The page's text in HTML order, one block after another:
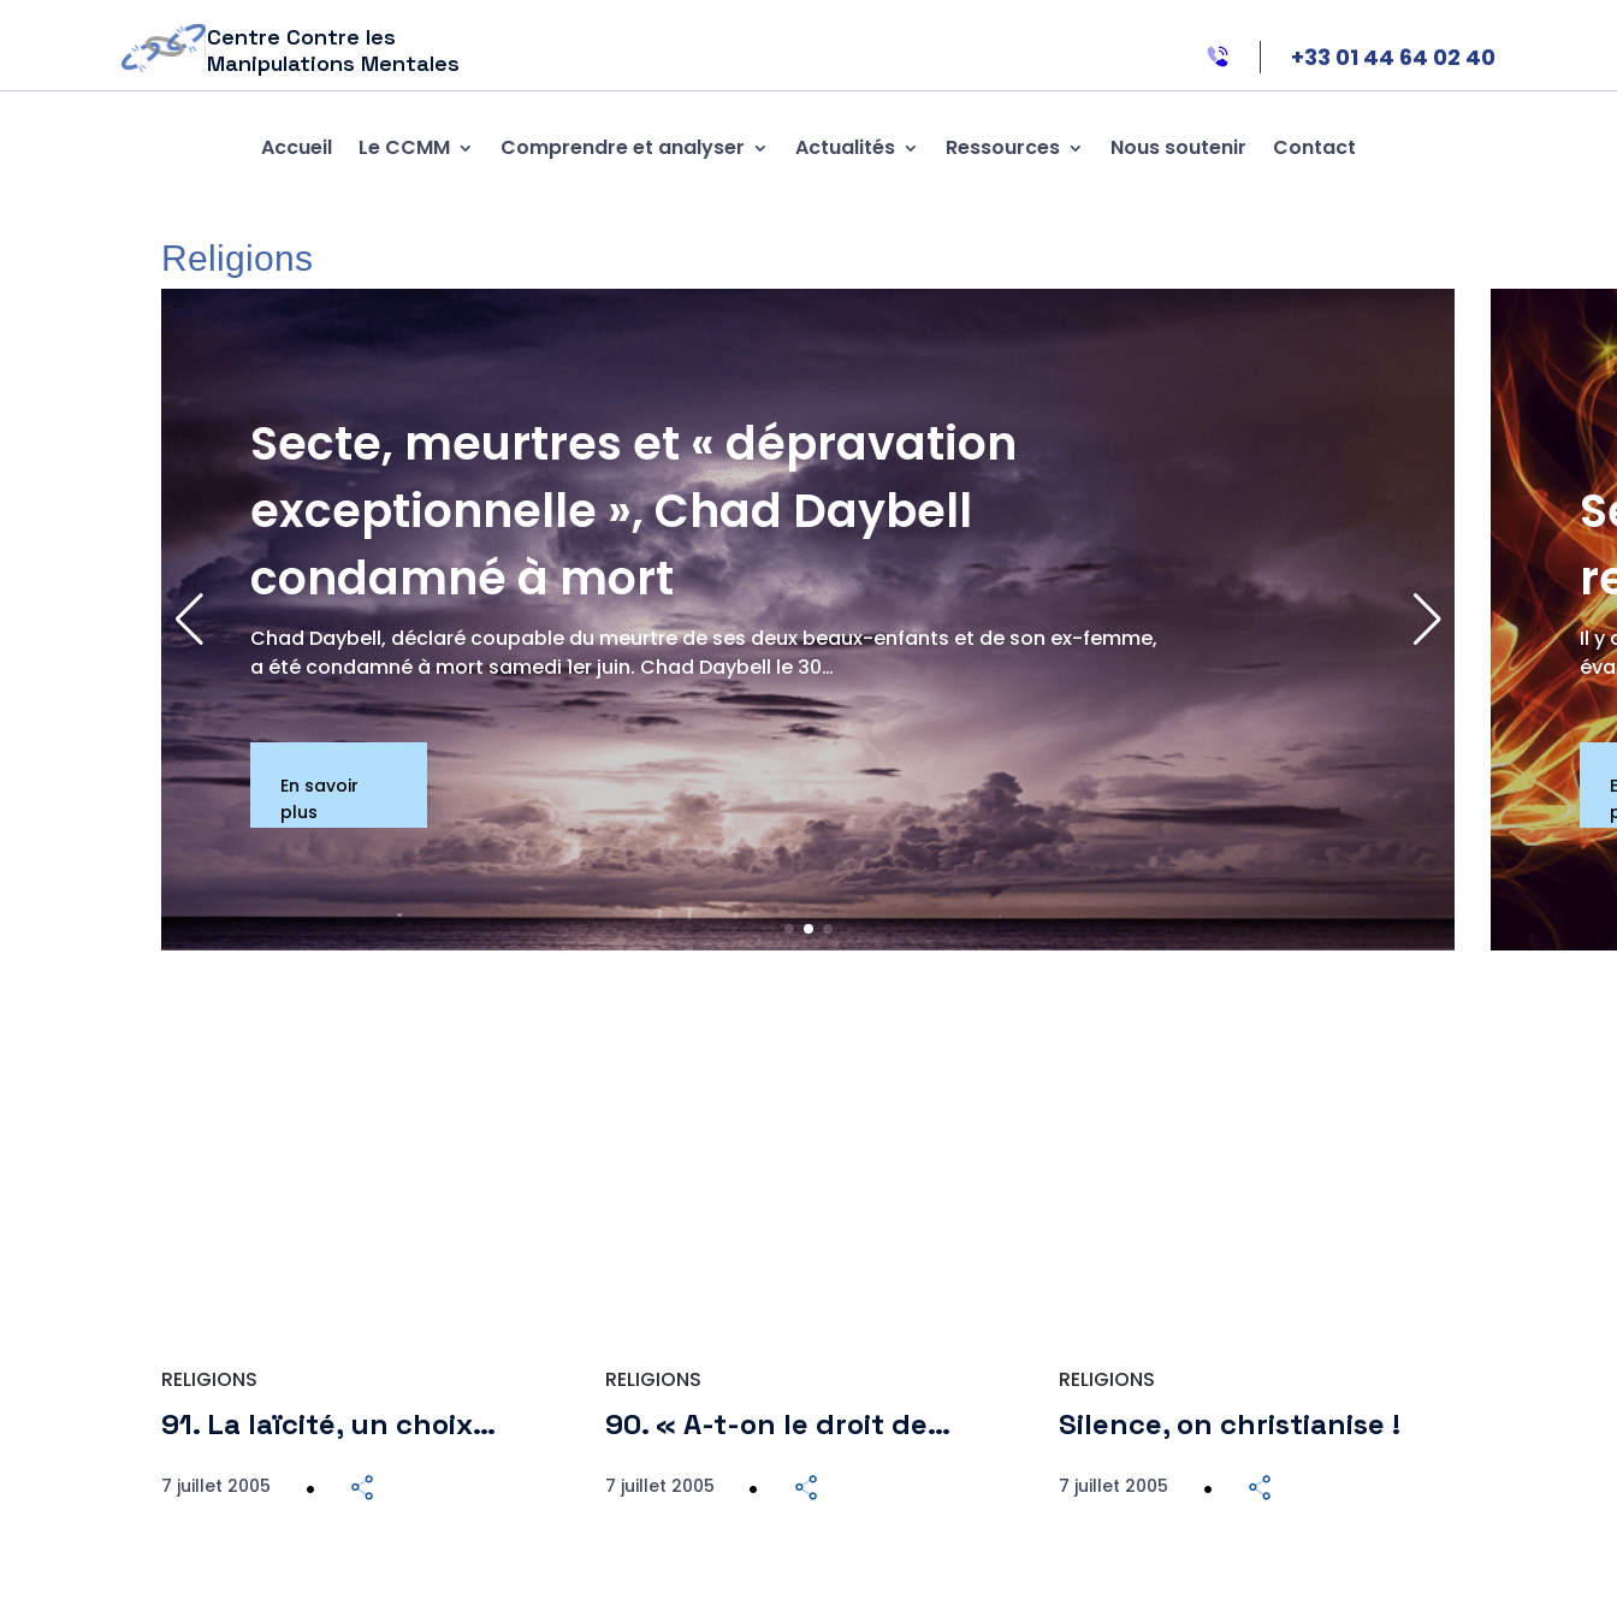
Centre Contre les
Manipulations Mentales
+33 01 44 64 02 40
Accueil Le CCMM Comprendre et analyser Actualités Ressources Nous soutenir Contact
Religions
Secte, meurtres et « dépravation
exceptionnelle », Chad Daybell
condamné à mort
Chad Daybell, déclaré coupable du meurtre de ses deux beaux-enfants et de son ex-femme,
a été condamné à mort samedi 1er juin. Chad Daybell le 30…
En savoir
plus
Il y
RELIGIONS
91. La laïcité, un choix…
7 juillet 2005
RELIGIONS
90. « A-t-on le droit de…
7 juillet 2005
RELIGIONS
Silence, on christianise !
7 juillet 2005